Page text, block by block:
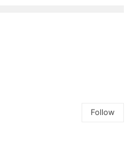
Follow